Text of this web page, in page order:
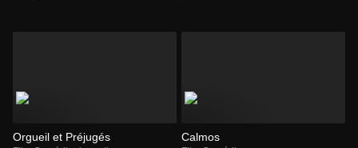
Orgueil et Préjugés Calmos